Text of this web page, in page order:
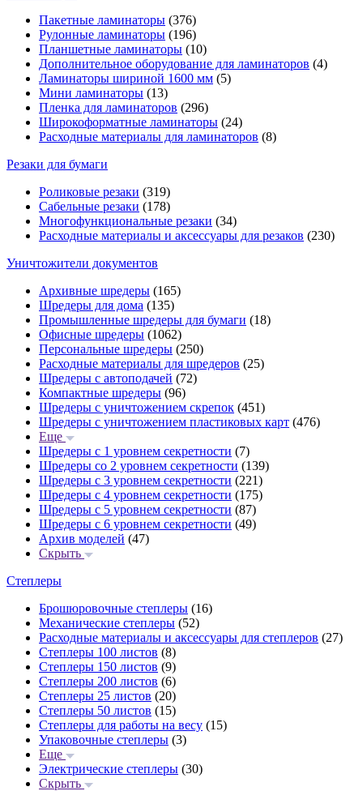
Пакетные ламинаторы (376)
Рулонные ламинаторы (196)
Планшетные ламинаторы (10)
Дополнительное оборудование для ламинаторов (4)
Ламинаторы шириной 1600 мм (5)
Мини ламинаторы (13)
Пленка для ламинаторов (296)
Широкоформатные ламинаторы (24)
Расходные материалы для ламинаторов (8)
Резаки для бумаги
Роликовые резаки (319)
Сабельные резаки (178)
Многофункциональные резаки (34)
Расходные материалы и аксессуары для резаков (230)
Уничтожители документов
Архивные шредеры (165)
Шредеры для дома (135)
Промышленные шредеры для бумаги (18)
Офисные шредеры (1062)
Персональные шредеры (250)
Расходные материалы для шредеров (25)
Шредеры с автоподачей (72)
Компактные шредеры (96)
Шредеры с уничтожением скрепок (451)
Шредеры с уничтожением пластиковых карт (476)
Еще
Шредеры с 1 уровнем секретности (7)
Шредеры со 2 уровнем секретности (139)
Шредеры с 3 уровнем секретности (221)
Шредеры с 4 уровнем секретности (175)
Шредеры с 5 уровнем секретности (87)
Шредеры с 6 уровнем секретности (49)
Архив моделей (47)
Скрыть
Степлеры
Брошюровочные степлеры (16)
Механические степлеры (52)
Расходные материалы и аксессуары для степлеров (27)
Степлеры 100 листов (8)
Степлеры 150 листов (9)
Степлеры 200 листов (6)
Степлеры 25 листов (20)
Степлеры 50 листов (15)
Степлеры для работы на весу (15)
Упаковочные степлеры (3)
Еще
Электрические степлеры (30)
Скрыть